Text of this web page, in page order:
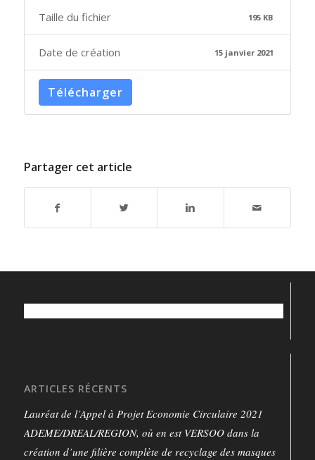
Taille du fichier 195 KB
Date de création 15 janvier 2021
Télécharger
Partager cet article
ARTICLES RÉCENTS
Lauréat de l’Appel à Projet Economie Circulaire 2021
ADEME/DREAL/REGION, où en est VERSOO dans la
création d’une filière complète de recyclage des masques